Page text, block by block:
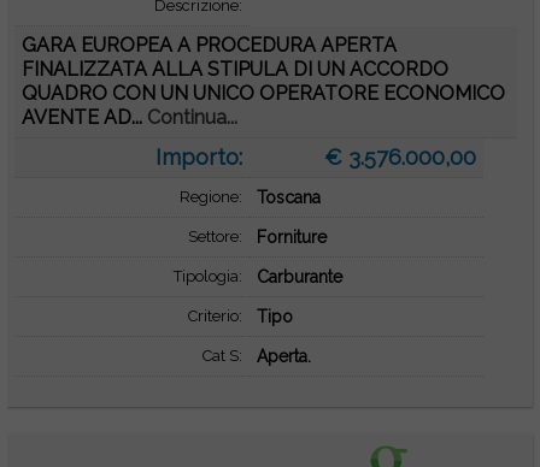
Descrizione:
GARA EUROPEA A PROCEDURA APERTA
FINALIZZATA ALLA STIPULA DI UN ACCORDO
QUADRO CON UN UNICO OPERATORE ECONOMICO
AVENTE AD... Continua...
Importo: € 3.576.000,00
Regione: Toscana
Settore: Forniture
Tipologia: Carburante
Criterio: Tipo
Cat S: Aperta.